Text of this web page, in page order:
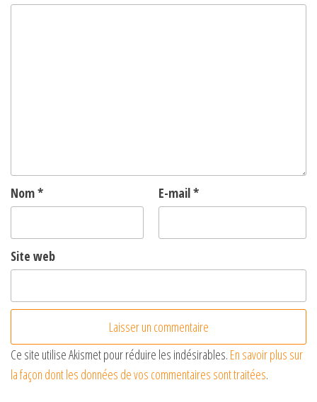
Nom* E-mail*
Site web
Ce site utilise Akismet pour réduire les indésirables. En savoir plus sur
la façon dont les données de vos commentaires sont traitées.